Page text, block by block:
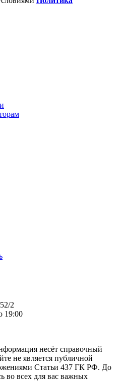
2
19:00
несёт справочный
не является публичной
Статьи 437 ГК РФ. До
во всех для вас важных